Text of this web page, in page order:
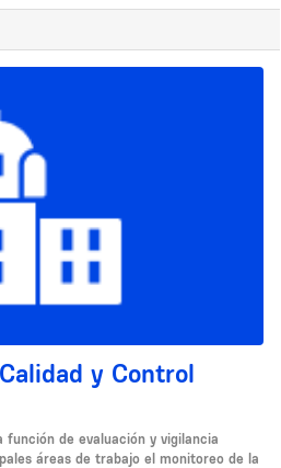
y Control
función de evaluación y vigilancia
áreas de trabajo el monitoreo de la